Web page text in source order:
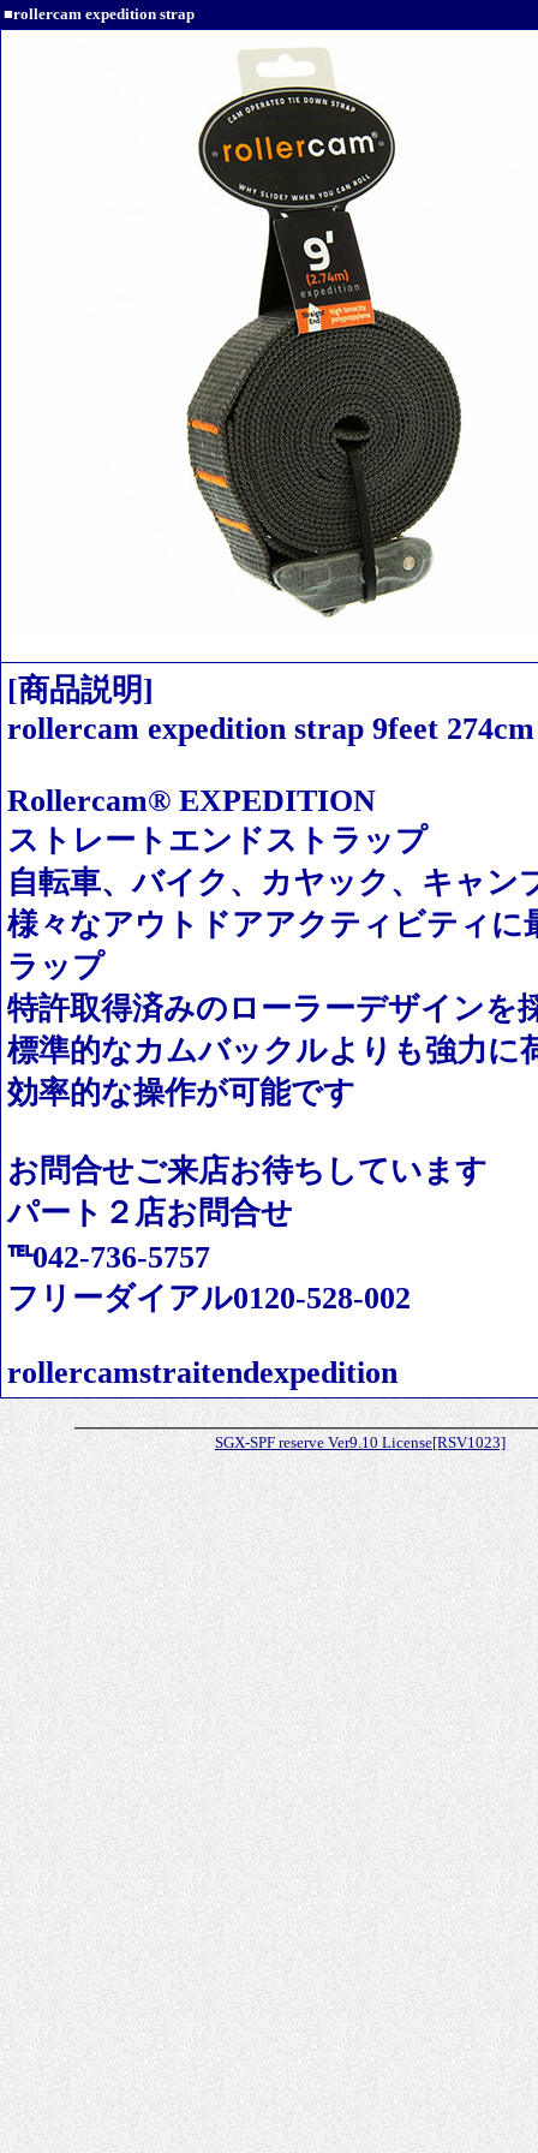
■rollercam expedition strap
[商品説明]
rollercam expedition strap 9feet 274cm
Rollercam® EXPEDITION
ストレートエンドストラップ
自転車、バイク、カヤック、キャン
様々なアウトドアアクティビティに
ラップ
特許取得済みのローラーデザインを
標準的なカムバックルよりも強力に
効率的な操作が可能です
お問合せご来店お待ちしています
パート２店お問合せ
℡042-736-5757
フリーダイアル0120-528-002
rollercamstraitendexpedition
SGX-SPF reserve Ver9.10 License[RSV1023]